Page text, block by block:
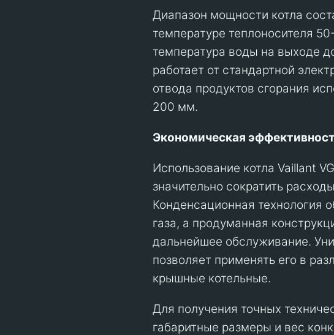
Диапазон мощности котла
температуре теплоносителя
температура воды на выходе
работает от стандартной
отвода продуктов сгорания
200 мм.
Экономическая
Использование котла Vaillant
значительно сократить
Конденсационная технология
газа, а продуманная
дальнейшее обслуживание.
позволяет применять его в
крышные котельные.
Для получения точных
габаритные размеры и вес